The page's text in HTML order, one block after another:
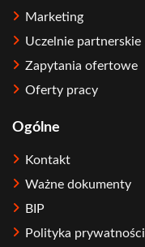
Marketing
Uczelnie partnerskie
Zapytania ofertowe
Oferty pracy
Ogólne
Kontakt
Ważne dokumenty
BIP
Polityka prywatności